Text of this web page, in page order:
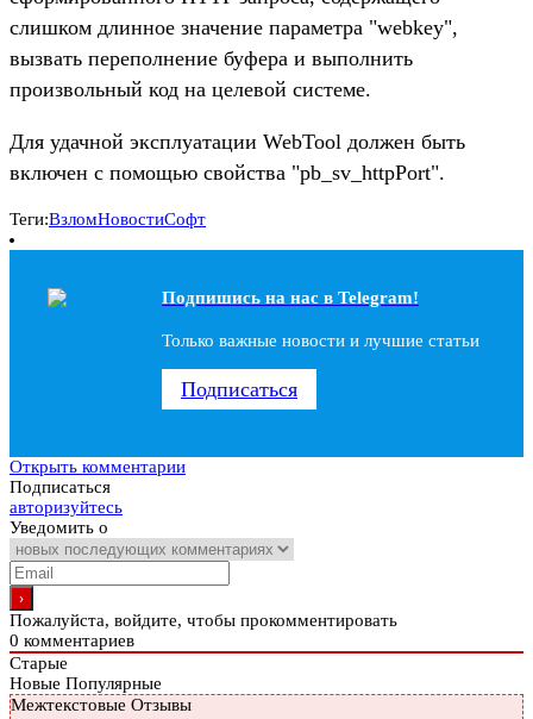
слишком длинное значение параметра "webkey",
вызвать переполнение буфера и выполнить
произвольный код на целевой системе.
Для удачной эксплуатации WebTool должен быть
включен с помощью свойства "pb_sv_httpPort".
Теги:ВзломНовостиСофт
Подпишись на наc в Telegram!
Только важные новости и лучшие статьи
Подписаться
Открыть комментарии
Подписаться
авторизуйтесь
Уведомить о
Пожалуйста, войдите, чтобы прокомментировать
0 комментариев
Старые
Новые Популярные
Межтекстовые Отзывы